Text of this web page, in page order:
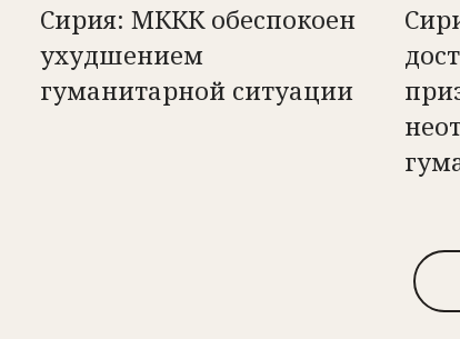
Сирия: МККК обеспокоен
ухудшением
гуманитарной ситуации